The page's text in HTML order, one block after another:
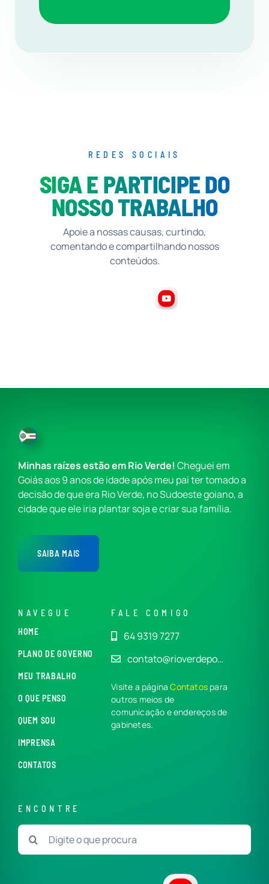
REDES SOCIAIS
SIGA E PARTICIPE DO
NOSSO TRABALHO
Apoie a nossas causas, curtindo,
comentando e compartilhando nossos
conteúdos.
Minhas raízes estão em Rio Verde! Cheguei em
Goiás aos 9 anos de idade após meu pai ter tomado a
decisão de que era Rio Verde, no Sudoeste goiano, a
cidade que ele iria plantar soja e criar sua família.
SAIBA MAIS
NAVEGUE
HOME
PLANO DE GOVERNO
MEU TRABALHO
O QUE PENSO
QUEM SOU
IMPRENSA
CONTATOS
FALE COMIGO
64 9319 7277
contato@rioverdepo…
Visite a páginaContatos para
outros meios de
comunicação e endereços de
gabinetes.
ENCONTRE
Buscar
resultados